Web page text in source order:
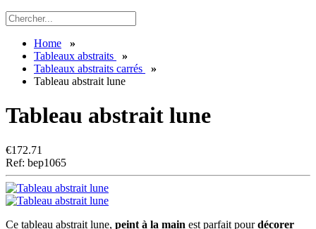
Home
»
Tableaux abstraits
»
Tableaux abstraits carrés
»
Tableau abstrait lune
Tableau abstrait lune
€172.71
Ref: bep1065
Ce tableau abstrait lune, peint à la main est parfait pourdécorer